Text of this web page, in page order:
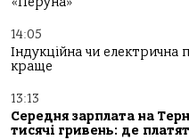
14:05
Індукційна чи
краще
13:13
Середня зарплата на
тисячі гривень: де